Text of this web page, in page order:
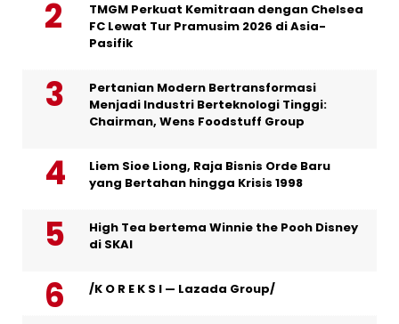
TMGM Perkuat Kemitraan dengan Chelsea
FC Lewat Tur Pramusim 2026 di Asia-
Pasifik
Pertanian Modern Bertransformasi
Menjadi Industri Berteknologi Tinggi:
Chairman, Wens Foodstuff Group
Liem Sioe Liong, Raja Bisnis Orde Baru
yang Bertahan hingga Krisis 1998
High Tea bertema Winnie the Pooh Disney
di SKAI
/K O R E K S I — Lazada Group/